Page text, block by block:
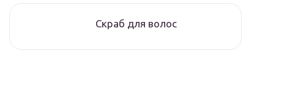
Скраб для волос